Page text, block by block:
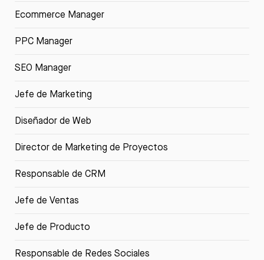
Ecommerce Manager
PPC Manager
SEO Manager
Jefe de Marketing
Diseñador de Web
Director de Marketing de Proyectos
Responsable de CRM
Jefe de Ventas
Jefe de Producto
Responsable de Redes Sociales